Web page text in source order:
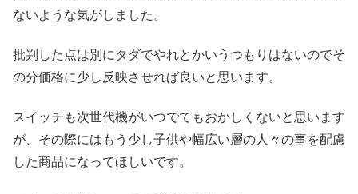
ないような気がしました。
批判した点は別にタダでやれとかいうつもりはないのでそ
の分価格に少し反映させれば良いと思います。
スイッチも次世代機がいつでてもおかしくないと思います
が、その際にはもう少し子供や幅広い層の人々の事を配慮
した商品になってほしいです。